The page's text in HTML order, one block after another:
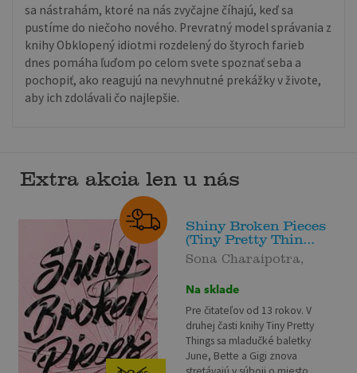
sa nástrahám, ktoré na nás zvyčajne číhajú, keď sa
pustíme do niečoho nového. Prevratný model správania z
knihy Obklopený idiotmi rozdelený do štyroch farieb
dnes pomáha ľuďom po celom svete spoznať seba a
pochopiť, ako reagujú na nevyhnutné prekážky v živote,
aby ich zdolávali čo najlepšie.
Extra akcia len u nás
Shiny Broken Pieces
(Tiny Pretty Thin...
Sona Charaipotra,
Na sklade
Pre čitateľov od 13 rokov. V
druhej časti knihy Tiny Pretty
Things sa mladučké baletky
June, Bette a Gigi znova